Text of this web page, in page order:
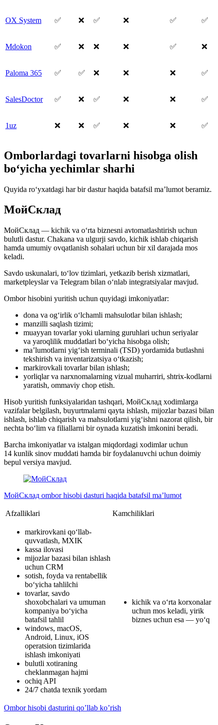
OX System ✅ ❌ ✅ ❌ ✅ ✅
Mdokon ✅ ❌ ❌ ❌ ✅ ❌
Paloma 365 ✅ ✅ ❌ ❌ ❌ ✅
SalesDoctor ✅ ❌ ✅ ❌ ❌ ✅
1uz ❌ ❌ ✅ ❌ ❌ ✅
Omborlardagi tovarlarni hisobga olish
bo‘yicha yechimlar sharhi
Quyida ro‘yxatdagi har bir dastur haqida batafsil ma’lumot beramiz.
МойСклад
МойСклад — kichik va o‘rta biznesni avtomatlashtirish uchun
bulutli dastur. Chakana va ulgurji savdo, kichik ishlab chiqarish
hamda umumiy ovqatlanish sohalari uchun bir xil darajada mos
keladi.
Savdo uskunalari, to‘lov tizimlari, yetkazib berish xizmatlari,
marketpleyslar va Telegram bilan o‘nlab integratsiyalar mavjud.
Ombor hisobini yuritish uchun quyidagi imkoniyatlar:
dona va og‘irlik o‘lchamli mahsulotlar bilan ishlash;
manzilli saqlash tizimi;
muayyan tovarlar yoki ularning guruhlari uchun seriyalar
va yaroqlilik muddatlari bo‘yicha hisobga olish;
ma’lumotlarni yig‘ish terminali (TSD) yordamida butlashni
tekshirish va inventarizatsiya o‘tkazish;
markirovkali tovarlar bilan ishlash;
yorliqlar va narxnomalarning vizual muharriri, shtrix-kodlarni
yaratish, ommaviy chop etish.
Hisob yuritish funksiyalaridan tashqari, МойСклад xodimlarga
vazifalar belgilash, buyurtmalarni qayta ishlash, mijozlar bazasi bilan
ishlash, ishlab chiqarish va mahsulotlarni yig‘ishni nazorat qilish, bir
nechta bo‘lim va filiallarni bir oynada kuzatish imkonini beradi.
Barcha imkoniyatlar va istalgan miqdordagi xodimlar uchun
14 kunlik sinov muddati hamda bir foydalanuvchi uchun doimiy
bepul versiya mavjud.
МойСклад ombor hisobi dasturi haqida batafsil ma’lumot
Afzalliklari Kamchiliklari
markirovkani qo‘llab-
quvvatlash, MXIK
kassa ilovasi
mijozlar bazasi bilan ishlash
uchun CRM
sotish, foyda va rentabellik
bo‘yicha tahlilchi
tovarlar, savdo
shoxobchalari va umuman
kompaniya bo‘yicha
batafsil tahlil
windows, macOS,
Android, Linux, iOS
operatsion tizimlarida
ishlash imkoniyati
bulutli xotiraning
cheklanmagan hajmi
ochiq API
24/7 chatda texnik yordam
kichik va o‘rta korxonalar
uchun mos keladi, yirik
biznes uchun esa — yo‘q
Ombor hisobi dasturini qo’llab ko’rish